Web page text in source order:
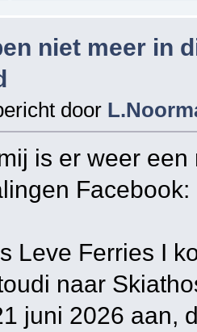
niet meer in
door
is er weer
Facebook:
Leve Ferries I
naar
juni 2026 aan,